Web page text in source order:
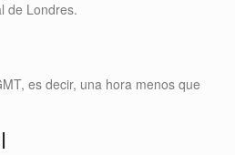
de Londres.
es decir, una hora menos que